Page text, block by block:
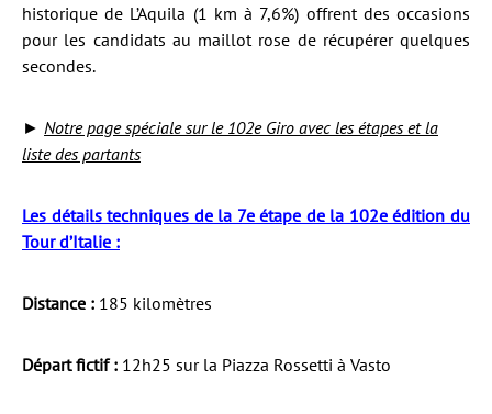
historique de L’Aquila (1 km à 7,6%) offrent des occasions
pour les candidats au maillot rose de récupérer quelques
secondes.
► Notre page spéciale sur le 102e Giro avec les étapes et la
liste des partants
Les détails techniques de la 7e étape de la 102e édition du
Tour d’Italie :
Distance : 185 kilomètres
Départ fictif : 12h25 sur la Piazza Rossetti à Vasto